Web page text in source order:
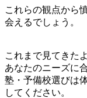
これらの観点から
会えるでしょう。
これまで見てきた
あなたのニーズに
塾・予備校選びは
してください。